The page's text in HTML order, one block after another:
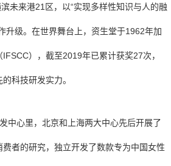
未来港21区，以“实现多样性知识与人的融
升级。在世界舞台上，资生堂于1962年加
），截至2019年已累计获奖27次，
科技研发实力。
中心里，北京和上海两大中心先后开展了
者的研究，独立开发了数款专为中国女性